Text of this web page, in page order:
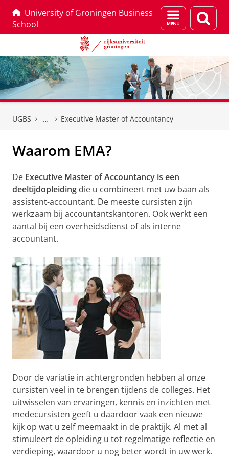
University of Groningen Business
School
Menu
en
UGBS Executive Master of Accountancy
Waarom EMA?
De Executive Master of Accountancy is een
deeltijdopleiding die u combineert met uw baan als
assistent-accountant. De meeste cursisten zijn
werkzaam bij accountantskantoren. Ook werkt een
aantal bij een overheidsdienst of als interne
accountant.
Door de variatie in achtergronden hebben al onze
cursisten veel in te brengen tijdens de colleges. Het
uitwisselen van ervaringen, kennis en inzichten met
medecursisten geeft u daardoor vaak een nieuwe
kijk op wat u zelf meemaakt in de praktijk. Al met al
stimuleert de opleiding u tot regelmatige reflectie en
verdieping, waardoor u nog beter wordt in uw werk.